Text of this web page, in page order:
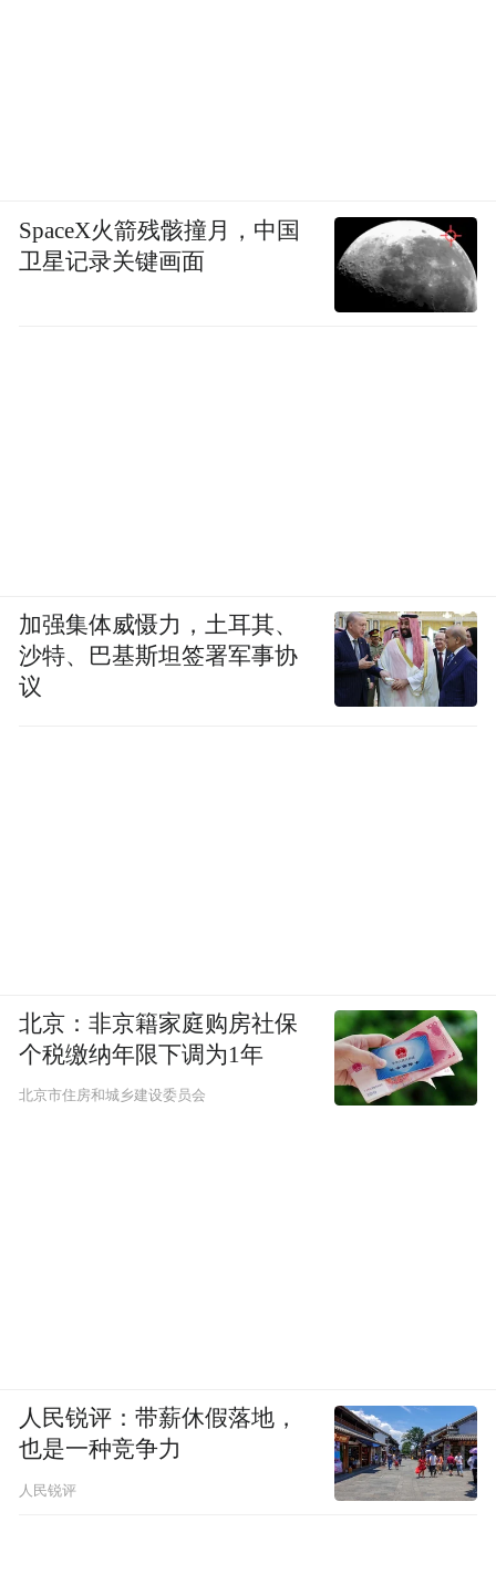
SpaceX火箭残骸撞月，中国
卫星记录关键画面
加强集体威慑力，土耳其、
沙特、巴基斯坦签署军事协
议
北京：非京籍家庭购房社保
个税缴纳年限下调为1年
北京市住房和城乡建设委员会
人民锐评：带薪休假落地，
也是一种竞争力
人民锐评